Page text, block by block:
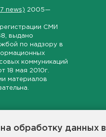
обработку данных в
news) 2005—
СМИ
, выдано
по надзору в
коммуникаций
18 мая 2010г.
материалов
в регионе.
для свободного